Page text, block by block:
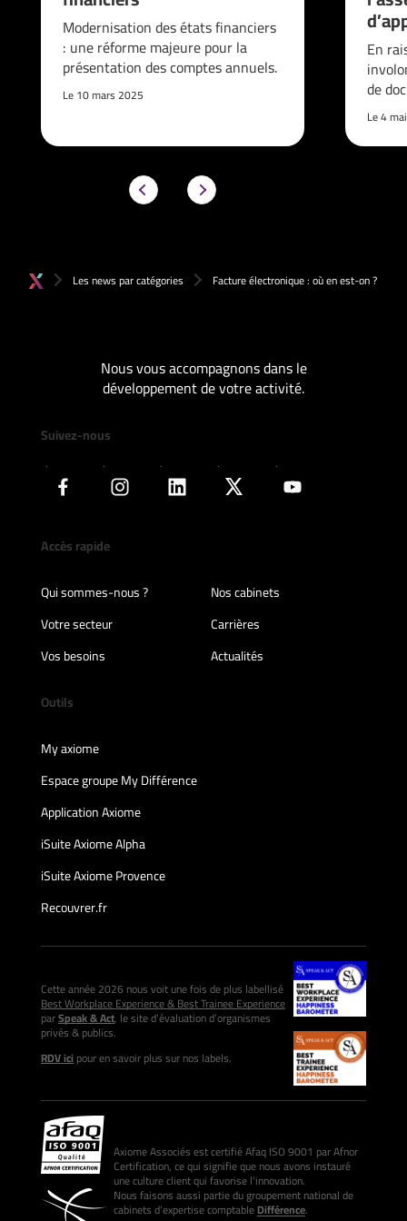
Modernisation des états financiers
: une réforme majeure pour la
présentation des comptes annuels.
Le 10 mars 2025
En
de
Le 4
Les news par catégories Facture électronique : où en est-on ?
Nous vous accompagnons dans le
développement de votre activité.
Suivez-nous
Accès rapide
Qui sommes-nous ?
Nos cabinets
Votre secteur
Carrières
Vos besoins
Actualités
Outils
My axiome
Espace groupe My Différence
Application Axiome
iSuite Axiome Alpha
iSuite Axiome Provence
Recouvrer.fr
Cette année 2026 nous voit une fois de plus labellisé
Best Workplace Experience & Best Trainee Experience
parSpeak & Act, le site d’évaluation d’organismes
privés & publics.
RDV icipour en savoir plus sur nos labels.
Axiome Associés est certifié Afaq ISO 9001 par Afnor
Certification, ce qui signifie que nous avons instauré
une culture client qui favorise l’innovation.
Nous faisons aussi partie du groupement national de
cabinets d’expertise comptableDifférence.